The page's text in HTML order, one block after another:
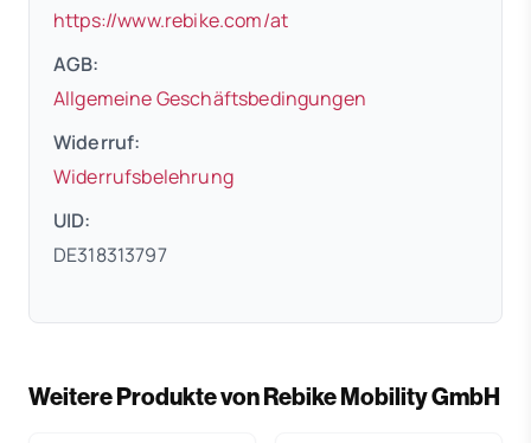
https://www.rebike.com/at(öffnet in neuem Tab)
AGB:
Allgemeine Geschäftsbedingungen(öffnet in neuem
Widerruf:
Widerrufsbelehrung(öffnet in neuem Tab)
UID:
DE318313797
Weitere Produkte von Rebike Mobility GmbH